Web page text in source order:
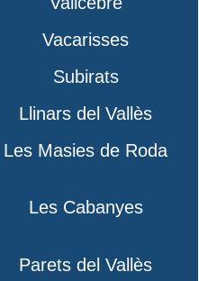
Vacarisses
Subirats
Llinars del Vallès
Les Masies de Roda
Les Cabanyes
Parets del Vallès